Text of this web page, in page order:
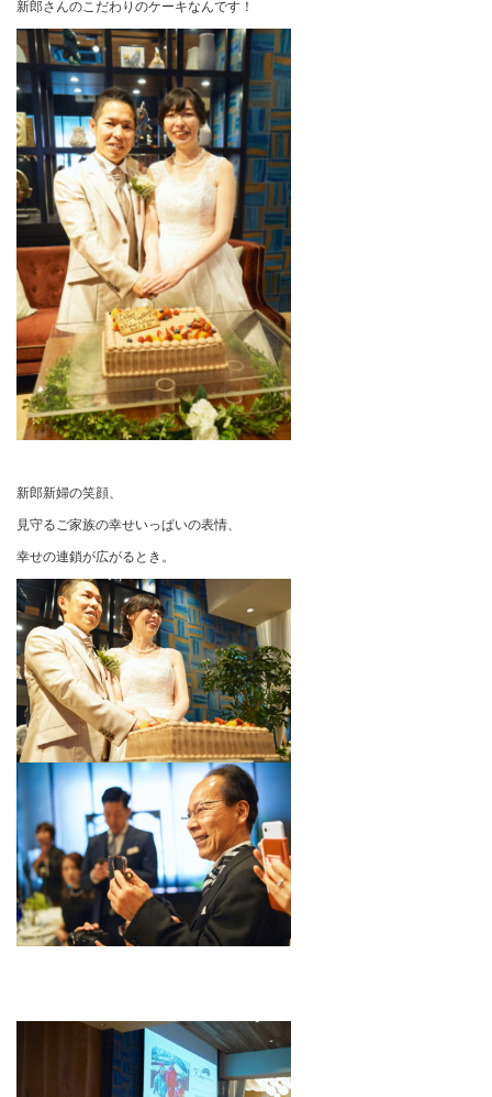
新郎さんのこだわりのケーキなんです！
新郎新婦の笑顔、
見守るご家族の幸せいっぱいの表情、
幸せの連鎖が広がるとき。